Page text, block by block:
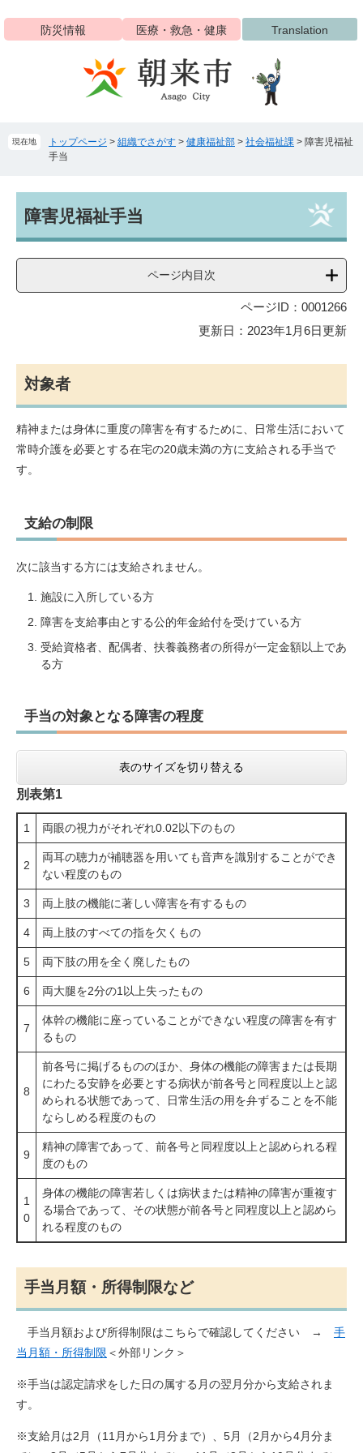
ジ
ュ
防災情報 医療・救急・健康 Translation
現在地 トップページ > 組織でさがす > 健康福祉部 > 社会福祉課 > 障害児福祉
手当
文障害児福祉手当
ページ内目次
ページID：0001266
更新日：2023年1月6日更新
対象者
精神または身体に重度の障害を有するために、日常生活において
常時介護を必要とする在宅の20歳未満の方に支給される手当で
す。
支給の制限
次に該当する方には支給されません。
施設に入所している方
障害を支給事由とする公的年金給付を受けている方
受給資格者、配偶者、扶養義務者の所得が一定金額以上であ
る方
手当の対象となる障害の程度
表のサイズを切り替える
別表第1
1 両眼の視力がそれぞれ0.02以下のもの
2
両耳の聴力が補聴器を用いても音声を識別することができ
ない程度のもの
3 両上肢の機能に著しい障害を有するもの
4 両上肢のすべての指を欠くもの
5 両下肢の用を全く廃したもの
6 両大腿を2分の1以上失ったもの
7
体幹の機能に座っていることができない程度の障害を有す
るもの
8
前各号に掲げるもののほか、身体の機能の障害または長期
にわたる安静を必要とする病状が前各号と同程度以上と認
められる状態であって、日常生活の用を弁ずることを不能
ならしめる程度のもの
9
精神の障害であって、前各号と同程度以上と認められる程
度のもの
1
0
身体の機能の障害若しくは病状または精神の障害が重複す
る場合であって、その状態が前各号と同程度以上と認めら
れる程度のもの
手当月額・所得制限など
手当月額および所得制限はこちらで確認してください → 手
当月額・所得制限 ＜外部リンク＞
※手当は認定請求をした日の属する月の翌月分から支給されま
す。
※支給月は2月（11月から1月分まで）、5月（2月から4月分ま